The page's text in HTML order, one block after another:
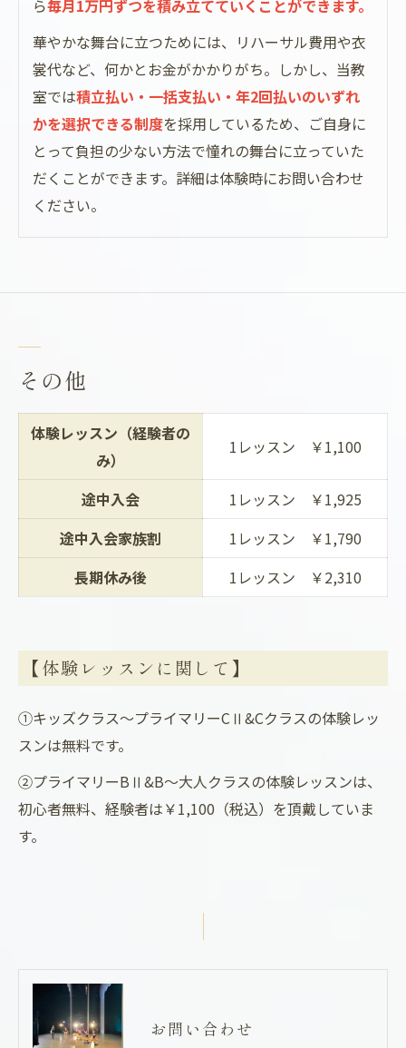
ら毎月1万円ずつを積み立てていくことができます。
華やかな舞台に立つためには、リハーサル費用や衣
裳代など、何かとお金がかかりがち。しかし、当教
室では積立払い・一括支払い・年2回払いのいずれ
かを選択できる制度を採用しているため、ご自身に
とって負担の少ない方法で憧れの舞台に立っていた
だくことができます。詳細は体験時にお問い合わせ
ください。
その他
体験レッスン（経験者の
み）
1レッスン ￥1,100
途中入会
1レッスン ￥1,925
途中入会家族割
1レッスン ￥1,790
長期休み後
1レッスン ￥2,310
【体験レッスンに関して】
①キッズクラス～プライマリーCⅡ&Cクラスの体験レッ
スンは無料です。
②プライマリーBⅡ&B～大人クラスの体験レッスンは、
初心者無料、経験者は￥1,100（税込）を頂戴していま
す。
お問い合わせ